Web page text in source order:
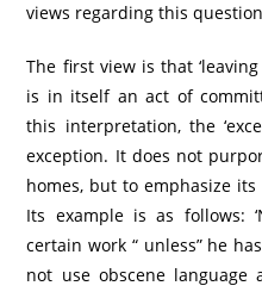
views regarding this
The first view is that
is in itself an act of
this interpretation, the
exception. It does not
homes, but to emphasize
Its example is as follows:
certain work “ unless” he
not use obscene language